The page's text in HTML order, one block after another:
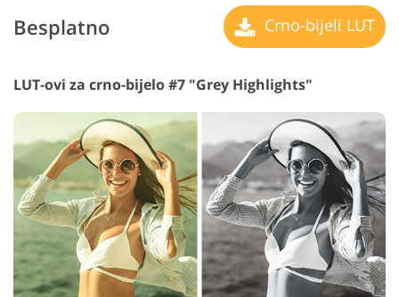
Besplatno Crno-bijeli LUT
LUT-ovi za crno-bijelo #7 "Grey Highlights"